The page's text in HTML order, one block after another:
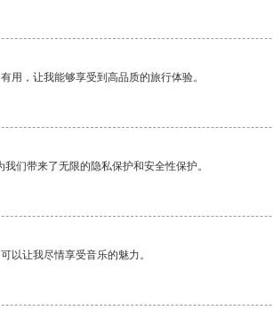
用，让我能够享受到高品质的旅行体验。
们带来了无限的隐私保护和安全性保护。
以让我尽情享受音乐的魅力。